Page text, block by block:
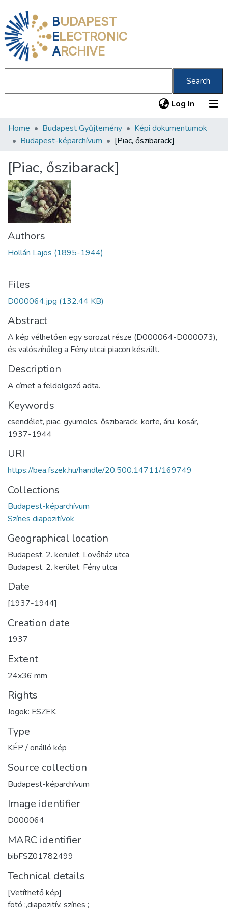
BUDAPEST
ELECTRONIC
ARCHIVE
Search
Log In (current)
Communities & Collections
Statistics
About us
Home Budapest Gyűjtemény
Képi dokumentumok
Budapest-képarchívum
[Piac, őszibarack]
[Piac, őszibarack]
Authors
Hollán Lajos (1895-1944)
Files
D000064.jpg (132.44 KB)
Abstract
A kép vélhetően egy sorozat része (D000064-D000073),
és valószínűleg a Fény utcai piacon készült.
Description
A címet a feldolgozó adta.
Keywords
csendélet, piac, gyümölcs, őszibarack, körte, áru, kosár,
1937-1944
URI
https://bea.fszek.hu/handle/20.500.14711/169749
Collections
Budapest-képarchívum
Színes diapozitívok
Geographical location
Budapest. 2. kerület. Lövőház utca
Budapest. 2. kerület. Fény utca
Date
[1937-1944]
Creation date
1937
Extent
24x36 mm
Rights
Jogok: FSZEK
Type
KÉP / önálló kép
Source collection
Budapest-képarchívum
Image identifier
D000064
MARC identifier
bibFSZ01782499
Technical details
[Vetíthető kép]
fotó :,diapozitív, színes ;